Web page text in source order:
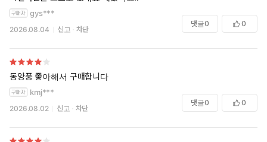
gys***
2026.08.04 신고 차단
댓글0 0
동양풍 좋아해서 구매합니다
kmj***
2026.08.02 신고 차단
댓글0 0